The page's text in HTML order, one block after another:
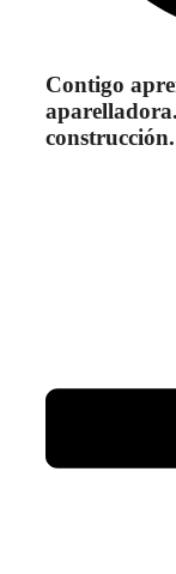
Contigo
construcción.